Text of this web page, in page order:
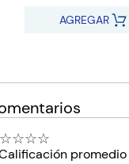
AGREGAR
☆☆☆☆
promedio